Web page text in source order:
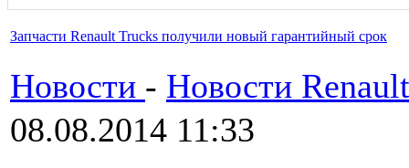
Запчасти Renault Trucks получили новый гарантийный срок
Новости - Новости
08.08.2014 11:33